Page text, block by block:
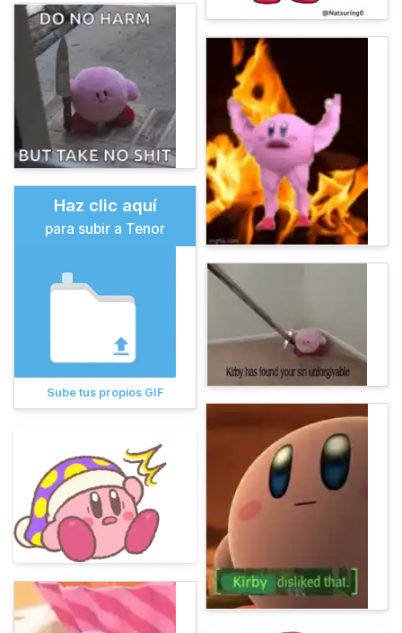
Haz clic aquí
para subir a Tenor
Sube tus propios GIF